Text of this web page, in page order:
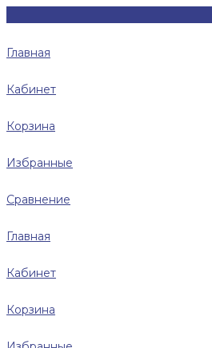
Главная
Кабинет
Корзина
Избранные
Сравнение
Главная
Кабинет
Корзина